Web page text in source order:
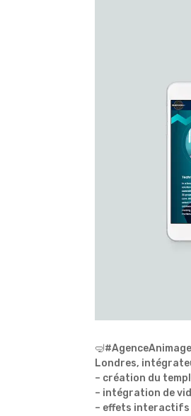
Londres,
– création du
– intégration de
– effets interactifs